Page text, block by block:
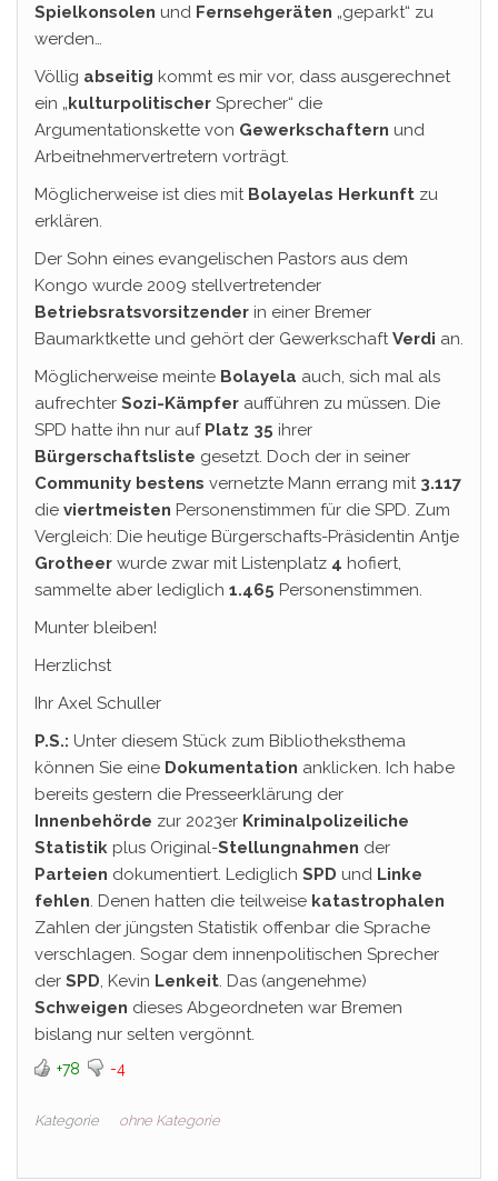
Spielkonsolen und Fernsehgeräten „geparkt“ zu
werden…
Völlig abseitig kommt es mir vor, dass ausgerechnet
ein „kulturpolitischer Sprecher“ die
Argumentationskette von Gewerkschaftern und
Arbeitnehmervertretern vorträgt.
Möglicherweise ist dies mit Bolayelas Herkunft zu
erklären.
Der Sohn eines evangelischen Pastors aus dem
Kongo wurde 2009 stellvertretender
Betriebsratsvorsitzender in einer Bremer
Baumarktkette und gehört der GewerkschaftVerdi an.
Möglicherweise meinte Bolayela auch, sich mal als
aufrechter Sozi-Kämpfer aufführen zu müssen. Die
SPD hatte ihn nur auf Platz 35 ihrer
Bürgerschaftsliste gesetzt. Doch der in seiner
Community bestens vernetzte Mann errang mit3.117
die viertmeisten Personenstimmen für die SPD. Zum
Vergleich: Die heutige Bürgerschafts-Präsidentin Antje
Grotheer wurde zwar mit Listenplatz 4 hofiert,
sammelte aber lediglich 1.465 Personenstimmen.
Munter bleiben!
Herzlichst
Ihr Axel Schuller
P.S.: Unter diesem Stück zum Bibliotheksthema
können Sie eine Dokumentation anklicken. Ich habe
bereits gestern die Presseerklärung der
Innenbehörde zur 2023er Kriminalpolizeiliche
Statistik plus Original-Stellungnahmen der
Parteien dokumentiert. Lediglich SPD und Linke
fehlen. Denen hatten die teilweise katastrophalen
Zahlen der jüngsten Statistik offenbar die Sprache
verschlagen. Sogar dem innenpolitischen Sprecher
der SPD, Kevin Lenkeit. Das (angenehme)
Schweigen dieses Abgeordneten war Bremen
bislang nur selten vergönnt.
+78 -4
Kategorie ohne Kategorie